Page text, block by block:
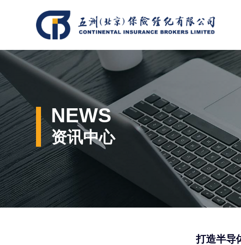
NEWS
资讯中心
打造半导